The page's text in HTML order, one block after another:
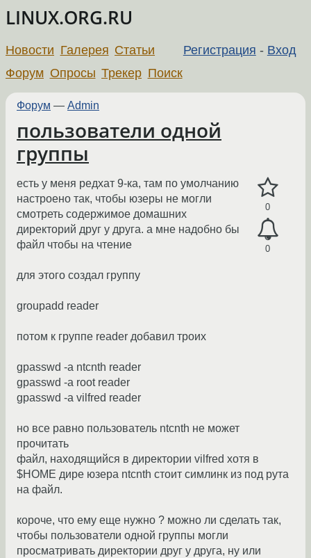
LINUX.ORG.RU
Регистрация - Вход
Новости Галерея Статьи
Форум Опросы Трекер Поиск
Форум — Admin
пользователи одной
группы
0
0
есть у меня редхат 9-ка, там по умолчанию
настроено так, чтобы юзеры не могли
смотреть содержимое домашних
директорий друг у друга. а мне надобно бы
файл чтобы на чтение
для этого создал группу
groupadd reader
потом к группе reader добавил троих
gpasswd -a ntcnth reader
gpasswd -a root reader
gpasswd -a vilfred reader
но все равно пользователь ntcnth не может
прочитать
файл, находящийся в директории vilfred хотя в
$HOME дире юзера ntcnth стоит симлинк из под рута
на файл.
короче, что ему еще нужно ? можно ли сделать так,
чтобы пользователи одной группы могли
просматривать директории друг у друга, ну или